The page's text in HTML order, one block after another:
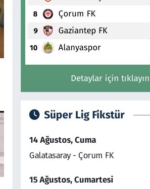
8 Çorum FK
9 Gaziantep FK
10 Alanyaspor
Detaylar için tıklayın
Süper Lig Fikstür
14 Ağustos, Cuma
Galatasaray - Çorum FK
15 Ağustos, Cumartesi